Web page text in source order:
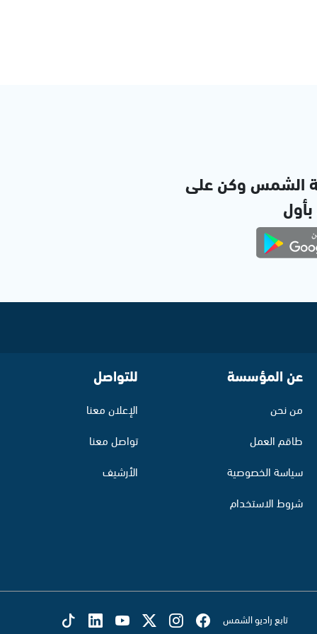
الشمس وكن على
بأول
عن المؤسسة
من نحن
طاقم العمل
سياسة الخصوصية
شروط الاستخدام
للتواصل
الإعلان معنا
تواصل معنا
الأرشيف
تابع راديو الشمس